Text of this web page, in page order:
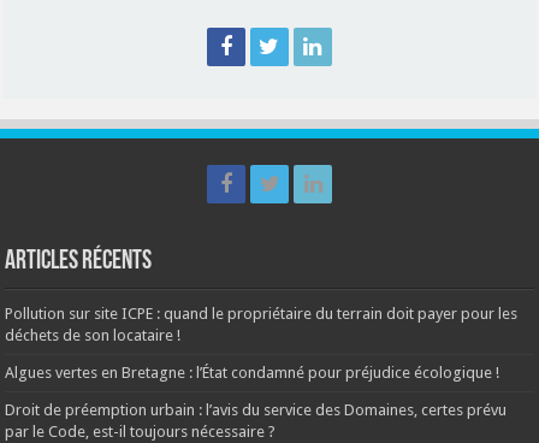
Articles récents
Pollution sur site ICPE : quand le propriétaire du terrain doit payer pour les
déchets de son locataire !
Algues vertes en Bretagne : l’État condamné pour préjudice écologique !
Droit de préemption urbain : l’avis du service des Domaines, certes prévu
par le Code, est-il toujours nécessaire ?